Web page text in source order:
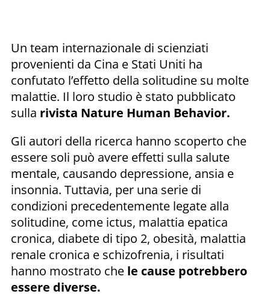
Un team internazionale di scienziati
provenienti da Cina e Stati Uniti ha
confutato l’effetto della solitudine su molte
malattie. Il loro studio è stato pubblicato
sulla rivista Nature Human Behavior.
Gli autori della ricerca hanno scoperto che
essere soli può avere effetti sulla salute
mentale, causando depressione, ansia e
insonnia. Tuttavia, per una serie di
condizioni precedentemente legate alla
solitudine, come ictus, malattia epatica
cronica, diabete di tipo 2, obesità, malattia
renale cronica e schizofrenia, i risultati
hanno mostrato che le cause potrebbero
essere diverse.